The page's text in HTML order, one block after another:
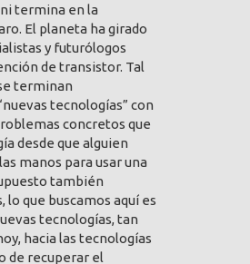
termina en la
El planeta ha girado
y futurólogos
de transistor. Tal
terminan
tecnologías” con
concretos que
desde que alguien
manos para usar una
también
lo que buscamos aquí es
tecnologías, tan
hacia las tecnologías
de recuperar el